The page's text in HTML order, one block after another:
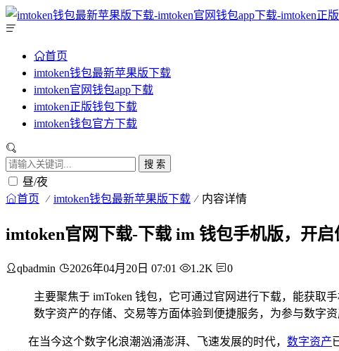
首页
imtoken钱包最新苹果版下载
imtoken官网钱包app下载
imtoken正版钱包下载
imtoken钱包官方下载
搜 索
昼/夜
首页 imtoken钱包最新苹果版下载 内容详情
imtoken官网下载-下载 im 钱包手机版，开
qbadmin 2026年04月20日 07:01 1.2K 0
主要聚焦于 imToken 钱包，它可通过官网进行下载，能获取
数字资产的存储、交易等方面体验到便捷服务，为参与数字
在当今这个数字化浪潮汹涌澎湃、飞速发展的时代， 数字资产